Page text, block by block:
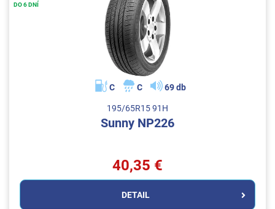
DO 6 DNÍ
C C 69 db
195/65R15 91H
Sunny NP226
40,35 €
DETAIL